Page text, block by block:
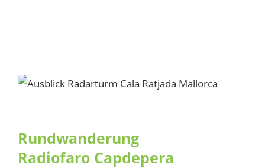
Rundwanderung Radiofaro
Rundwanderung
Radiofaro Capdepera